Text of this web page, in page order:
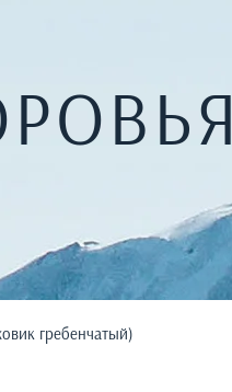
гребенчатый)